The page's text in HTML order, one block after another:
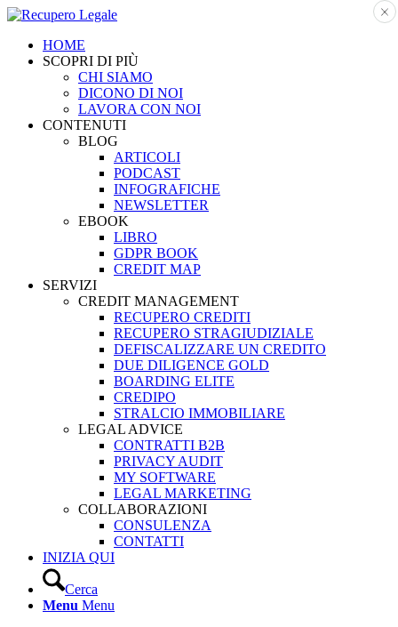
HOME
SCOPRI DI PIÙ
CHI SIAMO
DICONO DI NOI
LAVORA CON NOI
CONTENUTI
BLOG
ARTICOLI
PODCAST
INFOGRAFICHE
NEWSLETTER
EBOOK
LIBRO
GDPR BOOK
CREDIT MAP
SERVIZI
CREDIT MANAGEMENT
RECUPERO CREDITI
RECUPERO STRAGIUDIZIALE
DEFISCALIZZARE UN CREDITO
DUE DILIGENCE GOLD
BOARDING ELITE
CREDIPO
STRALCIO IMMOBILIARE
LEGAL ADVICE
CONTRATTI B2B
PRIVACY AUDIT
MY SOFTWARE
LEGAL MARKETING
COLLABORAZIONI
CONSULENZA
CONTATTI
INIZIA QUI
Cerca
Menu Menu